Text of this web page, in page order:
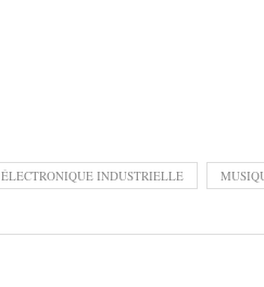
ÉLECTRONIQUE INDUSTRIELLE